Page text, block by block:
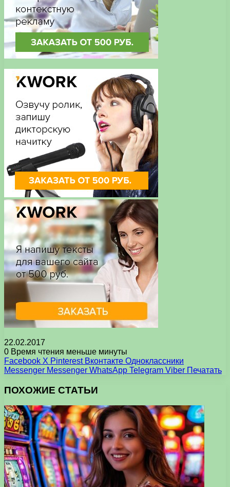
22.02.2017
0 Время чтения меньше минуты
Facebook X Pinterest Вконтакте Одноклассники
Messenger Messenger WhatsApp Telegram Viber Печатать
ПОХОЖИЕ СТАТЬИ